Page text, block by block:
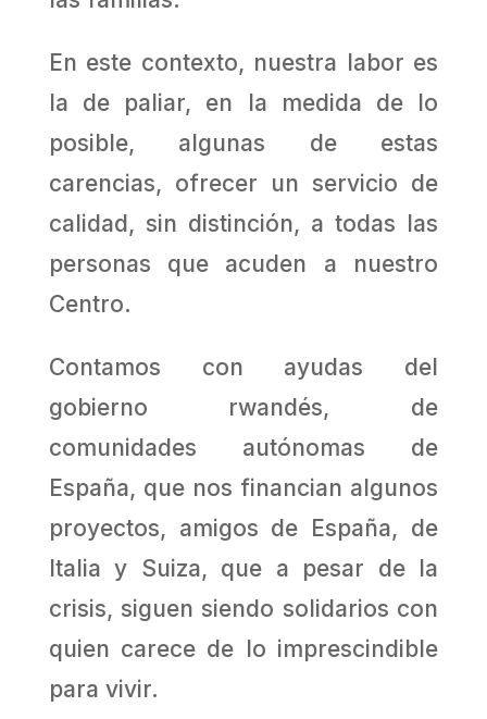
En este contexto, nuestra labor es
la de paliar, en la medida de lo
posible, algunas de estas
carencias, ofrecer un servicio de
calidad, sin distinción, a todas las
personas que acuden a nuestro
Centro.
Contamos con ayudas del
gobierno rwandés, de
comunidades autónomas de
España, que nos financian algunos
proyectos, amigos de España, de
Italia y Suiza, que a pesar de la
crisis, siguen siendo solidarios con
quien carece de lo imprescindible
para vivir.